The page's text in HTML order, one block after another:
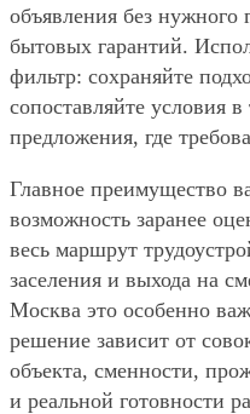
объявления без
бытовых гарантий.
фильтр: сохраняйте
сопоставляйте условия
предложения, где
Главное преимущество
возможность заранее
весь маршрут
заселения и выхода на
Москва это особенно
решение зависит от
объекта, сменности,
и реальной готовности